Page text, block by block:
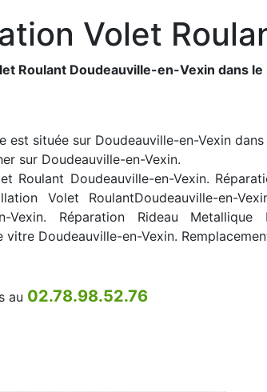
Volet
Roulant Doudeauville-en-Vexin dans le
est située sur Doudeauville-en-Vexin
sur Doudeauville-en-Vexin.
Roulant Doudeauville-en-Vexin.
Volet RoulantDoudeauville-en-
Vexin. Réparation Rideau
vitre Doudeauville-en-Vexin.
au 02.78.98.52.76